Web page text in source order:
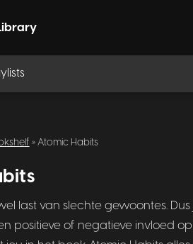
» Atomic Habits
last van slechte gewoontes. Dus
positieve of negatieve invloed